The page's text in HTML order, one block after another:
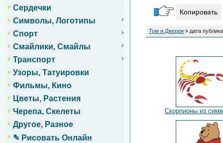
Сердечки
Символы, Логотипы
Спорт
Смайлики, Смайлы
Транспорт
Узоры, Татуировки
Фильмы, Кино
Цветы, Растения
Черепа, Скелеты
Другое, Разное
✎ Рисовать Онлайн
Копировать
Том и Джерри » дата
Скорпионы из